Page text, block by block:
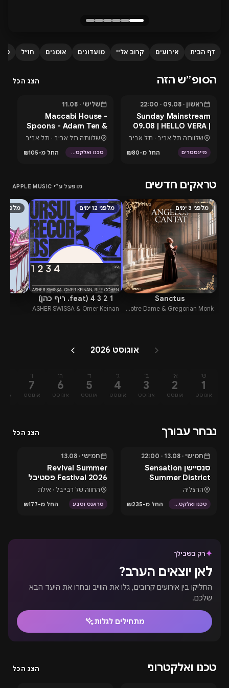
דף הבית אירועים קרוב אליי מועדונים אומנים חו״ל
הסופ״ש הזה הצג הכל
היוםראשון · 09.08 · 22:00
Sunday Mainstream
09.08 | HELLO VERA |
ADELLA
שלוותה תל אביב · תל אביב
מיינסטרים החל מ-₪80
בעוד 2 ימיםשלישי · 11.08
Maccabi House -
Spoons - Adam Ten &
The Team
שלוותה תל אביב · תל אביב
טכנו ואלקטרוני החל מ-₪105
טראקים חדשים מופעל ע״י APPLE MUSIC
מלפני 3 ימים
Sanctus
Monks Of The Abbey Of Notre Dame & Gregorian Monk
מלפני 12 ימים
1 2 3 4 (feat. ריף כהן)
ASHER SWISSA & Omer Keinan
מלפני 16 ימים
אוגוסט 2026
ש׳
1
אוגוסט
א׳
2
אוגוסט
ב׳
3
אוגוסט
ג׳
4
אוגוסט
ד׳
5
אוגוסט
ה׳
6
אוגוסט
ו׳
7
אוגוסט
נבחר עבורך הצג הכל
בעוד 4 ימיםחמישי · 13.08 · 22:00
סנסיישן Sensation
Summer District
בהרצליה פיתוח -
13.8.26
הרצליה
טכנו ואלקטרוני החל מ-₪235
בעוד 4 ימיםחמישי · 13.08
Revival Summer
Festival 2026 פסטיבל
טראנס באילת
החווה של רבייבל · אילת
טראנס וטבע החל מ-₪177
✦רק בשבילך
לאן יוצאים הערב?
החליקו בין אירועים קרובים, גלו את הווייב ובחרו את היעד הבא
שלכם.
מתחילים לגלות
טכנו ואלקטרוני הצג הכל